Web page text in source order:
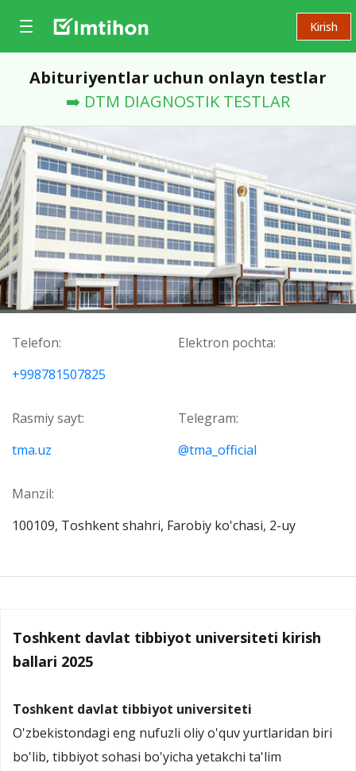
Kirish
Abituriyentlar uchun onlayn testlar
➡️ DTM DIAGNOSTIK TESTLAR
Telefon:
+998781507825
Elektron pochta:
Rasmiy sayt:
tma.uz
Telegram:
@tma_official
Manzil:
100109, Toshkent shahri, Farobiy ko'chasi, 2-uy
Toshkent davlat tibbiyot universiteti kirish
ballari 2025
Toshkent davlat tibbiyot universiteti
O'zbekistondagi eng nufuzli oliy o'quv yurtlaridan biri
bo'lib, tibbiyot sohasi bo'yicha yetakchi ta'lim